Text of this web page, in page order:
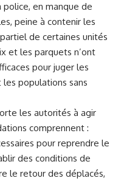
en manque de
peine à contenir les
de certaines unités
et les parquets n’ont
pour juger les
les populations sans
les autorités à agir
comprennent :
pour reprendre le
des conditions de
le retour des déplacés,